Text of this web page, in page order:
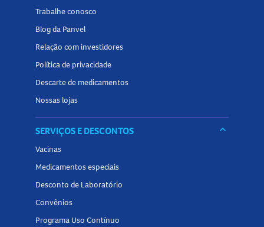
Trabalhe conosco
Blog da Panvel
Relação com investidores
Política de privacidade
Descarte de medicamentos
Nossas lojas
SERVIÇOS E DESCONTOS keyboard_arrow_down
Vacinas
Medicamentos especiais
Desconto de Laboratório
Convênios
Programa Uso Contínuo